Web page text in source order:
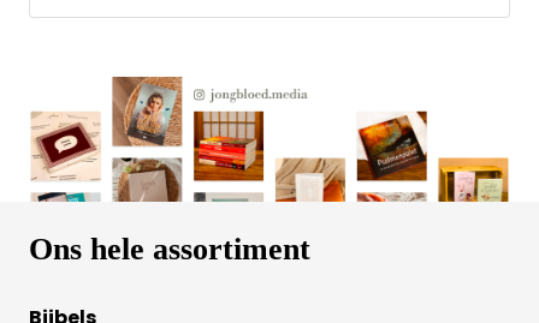
gedurende de dag regelmatig kunt pakken.
Ons hele assortiment
Bijbels